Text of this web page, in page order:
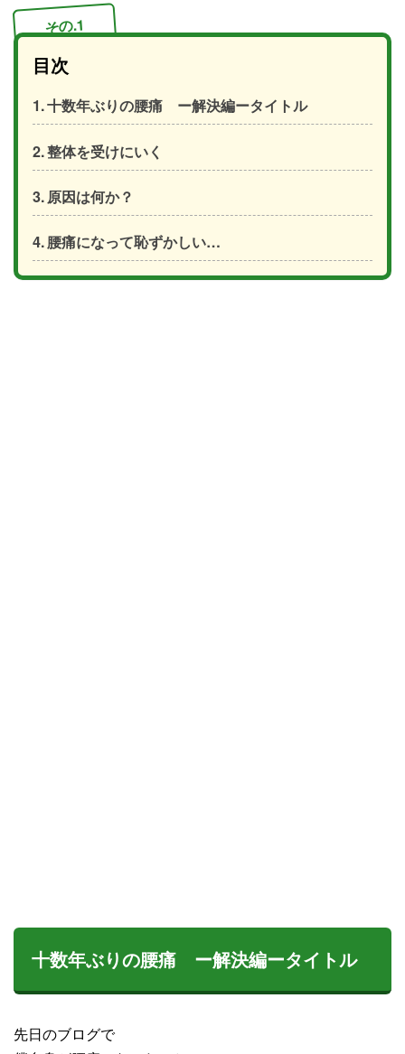
その.1
目次
十数年ぶりの腰痛 ー解決編ータイトル
整体を受けにいく
原因は何か？
腰痛になって恥ずかしい…
十数年ぶりの腰痛 ー解決編ータイトル
先日のブログで